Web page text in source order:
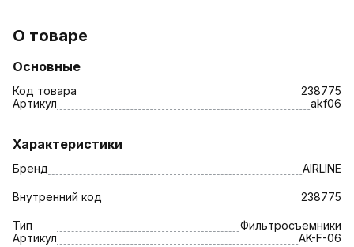
О товаре
Основные
Код товара
238775
Артикул
akf06
Характеристики
Бренд AIRLINE
Внутренний код 238775
Тип
Фильтросъемники
Артикул
AK-F-06